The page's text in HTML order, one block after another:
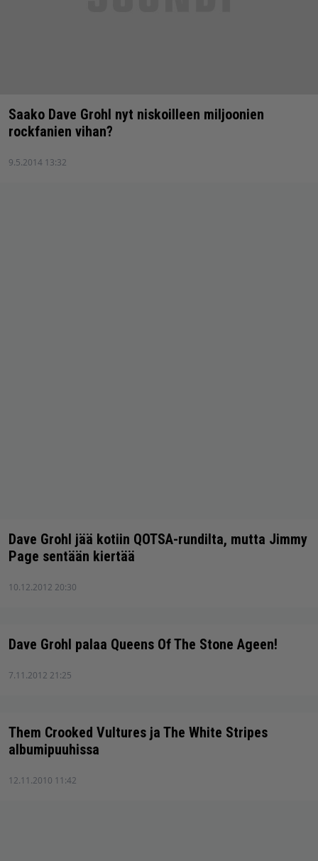
Saako Dave Grohl nyt niskoilleen miljoonien
rockfanien vihan?
9.5.2014 13:32
Dave Grohl jää kotiin QOTSA-rundilta, mutta Jimmy
Page sentään kiertää
10.12.2012 20:30
Dave Grohl palaa Queens Of The Stone Ageen!
7.11.2012 21:25
Them Crooked Vultures ja The White Stripes
albumipuuhissa
12.11.2010 11:42